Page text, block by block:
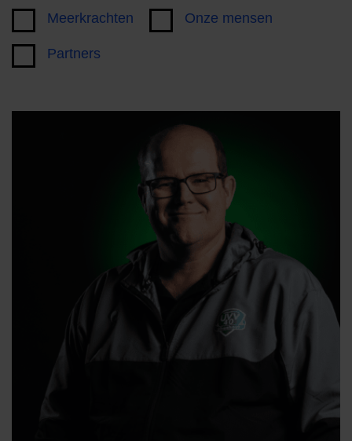
Meerkrachten Onze mensen
Partners